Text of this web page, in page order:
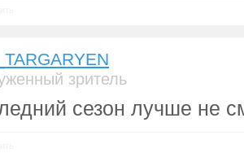
зритель
сезон лучше не